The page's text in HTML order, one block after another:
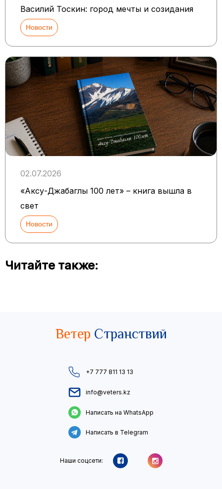
Василий Тоскин: город мечты и созидания
Новости
02.07.2026
«Аксу-Джабаглы 100 лет» – книга вышла в
свет
Новости
Читайте также:
Ветер Странствий
+7 777 811 13 13
info@veters.kz
Написать на WhatsApp
Написать в Telegram
Наши соцсети: